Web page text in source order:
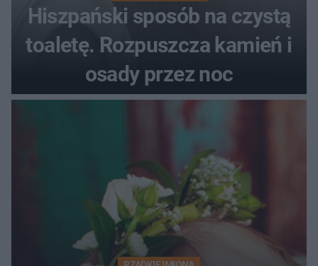
Hiszpański sposób na czystą
toaletę. Rozpuszcza kamień i
osady przez noc